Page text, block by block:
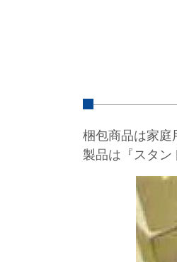
梱包商品は家庭
製品は『スタン